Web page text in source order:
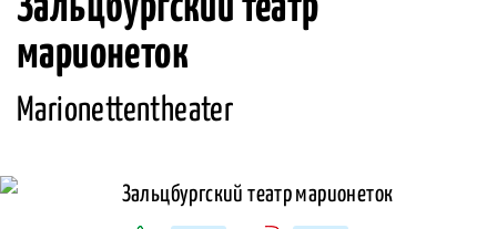
Зальцбургский театр
марионеток
Marionettentheater